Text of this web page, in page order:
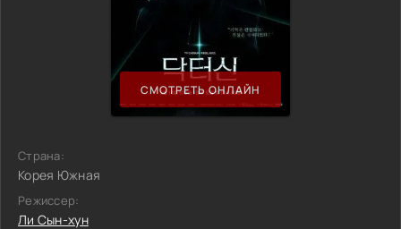
СМОТРЕТЬ ОНЛАЙН
Страна:
Корея Южная
Режиссер:
Ли Сын-хун